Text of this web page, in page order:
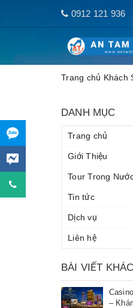
0912 121 936
Trang chủ Khách
DANH MỤC
Trang chủ
Giới Thiệu
Tour Trong
Tin tức
Dịch vụ
Liên hệ
BÀI VIẾT KHÁC
–